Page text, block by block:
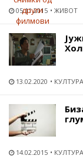
05.11.2015 ЖИВОТ
13.02.2020 КУЛТУРА
14.02.2015 КУЛТУРА